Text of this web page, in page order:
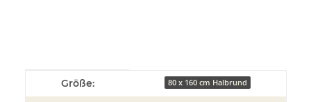
Produkteigenschaft
Größe: 80 x 160 cm Halbrund